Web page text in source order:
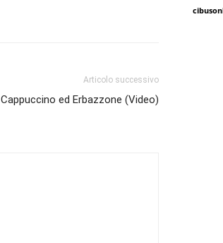
Articolo successivo
Cappuccino ed Erbazzone (Video)